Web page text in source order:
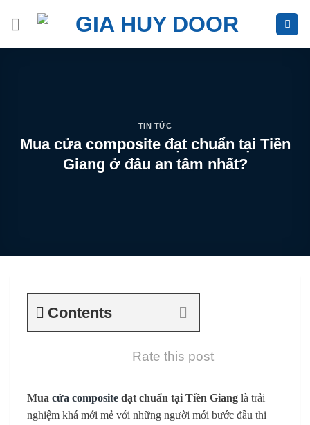
TIN TỨC
Mua cửa composite đạt chuẩn tại Tiền
Giang ở đâu an tâm nhất?
Contents
Rate this post
Mua cửa composite đạt chuẩn tại Tiền Giang là trải
nghiệm khá mới mẻ với những người mới bước đầu thi